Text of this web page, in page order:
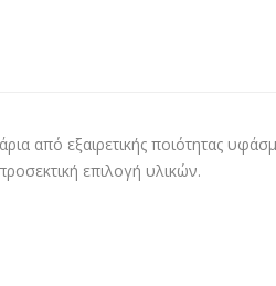
από εξαιρετικής ποιότητας
επιλογή υλικών.